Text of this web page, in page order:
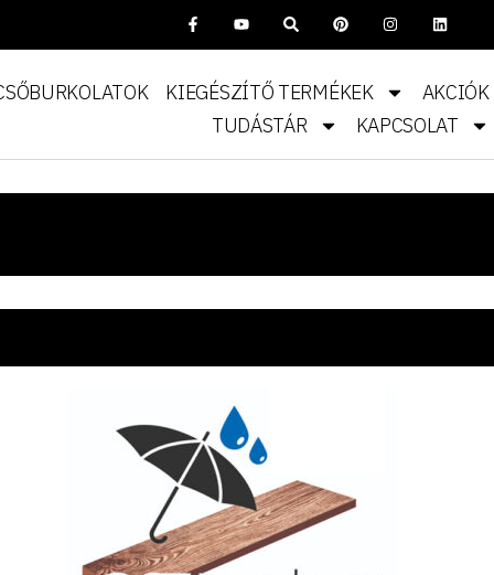
KIEGÉSZÍTŐ TERMÉKEK
AKCIÓK
TUDÁSTÁR
KAPCSOLAT